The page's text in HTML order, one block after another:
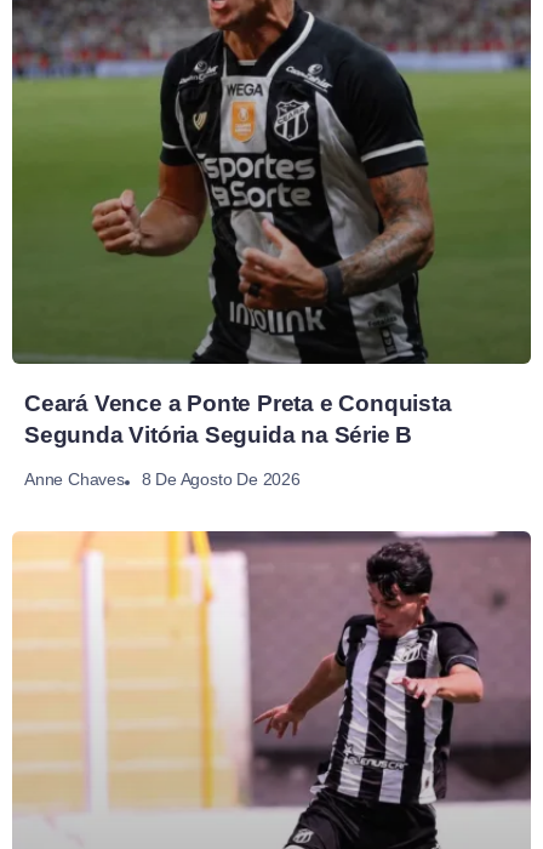
Ceará Vence a Ponte Preta e Conquista
Segunda Vitória Seguida na Série B
Anne Chaves 8 De Agosto De 2026